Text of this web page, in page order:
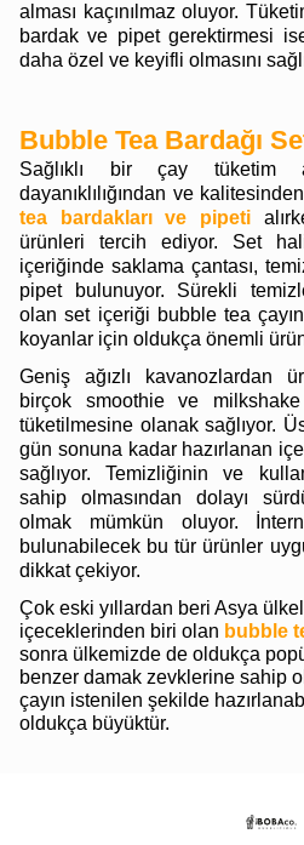
alması kaçınılmaz oluyor.
bardak ve pipet gerektirmesi
daha özel ve keyifli olmasını
Bubble Tea Bardağı
Sağlıklı bir çay tüketim
dayanıklılığından ve
tea bardakları ve pipeti
ürünleri tercih ediyor. Set
içeriğinde saklama çantası,
pipet bulunuyor. Sürekli
olan set içeriği bubble tea
koyanlar için oldukça önemli
Geniş ağızlı kavanozlardan
birçok smoothie ve
tüketilmesine olanak sağlıyor.
gün sonuna kadar hazırlanan
sağlıyor. Temizliğinin ve
sahip olmasından dolayı
olmak mümkün oluyor.
bulunabilecek bu tür ürünler
dikkat çekiyor.
Çok eski yıllardan beri Asya
içeceklerinden biri olan bubble
sonra ülkemizde de oldukça
benzer damak zevklerine sahip
çayın istenilen şekilde
oldukça büyüktür.